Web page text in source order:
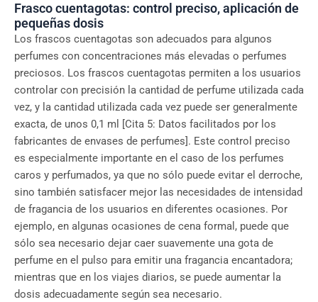
Frasco cuentagotas: control preciso, aplicación de
pequeñas dosis
Los frascos cuentagotas son adecuados para algunos
perfumes con concentraciones más elevadas o perfumes
preciosos. Los frascos cuentagotas permiten a los usuarios
controlar con precisión la cantidad de perfume utilizada cada
vez, y la cantidad utilizada cada vez puede ser generalmente
exacta, de unos 0,1 ml [Cita 5: Datos facilitados por los
fabricantes de envases de perfumes]. Este control preciso
es especialmente importante en el caso de los perfumes
caros y perfumados, ya que no sólo puede evitar el derroche,
sino también satisfacer mejor las necesidades de intensidad
de fragancia de los usuarios en diferentes ocasiones. Por
ejemplo, en algunas ocasiones de cena formal, puede que
sólo sea necesario dejar caer suavemente una gota de
perfume en el pulso para emitir una fragancia encantadora;
mientras que en los viajes diarios, se puede aumentar la
dosis adecuadamente según sea necesario.